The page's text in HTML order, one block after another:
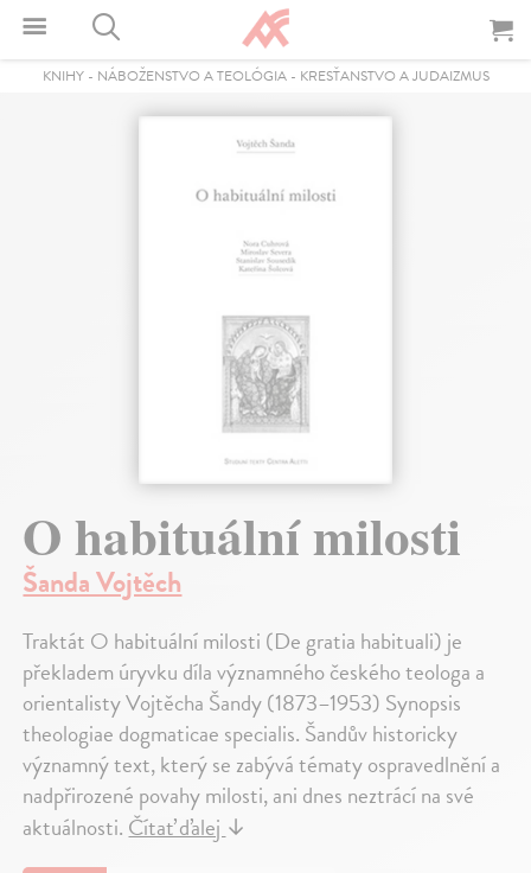
KNIHY- NÁBOŽENSTVO A TEOLÓGIA- KRESŤANSTVO A JUDAIZMUS
O habituální milosti
Šanda Vojtěch
Traktát O habituální milosti (De gratia habituali) je
překladem úryvku díla významného českého teologa a
orientalisty Vojtěcha Šandy (1873–1953) Synopsis
theologiae dogmaticae specialis. Šandův historicky
významný text, který se zabývá tématy ospravedlnění a
nadpřirozené povahy milosti, ani dnes neztrácí na své
aktuálnosti.Čítať ďalej↓